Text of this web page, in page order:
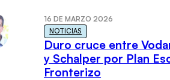
16 DE MARZO 2026
NOTICIAS
Duro cruce entre
y Schalper por Plan
Fronterizo